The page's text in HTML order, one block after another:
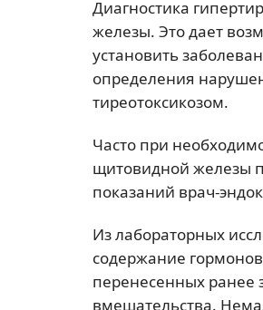
Диагностика
железы. Это дает
установить
определения
тиреотоксикозом.
Часто при
щитовидной железы
показаний врач-
Из лабораторных
содержание
перенесенных ранее
вмешательства.